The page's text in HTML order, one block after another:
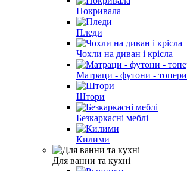
Покривала
Пледи
Чохли на диван і крісла
Матраци - футони - топери
Штори
Безкаркасні меблі
Килими
Для ванни та кухні